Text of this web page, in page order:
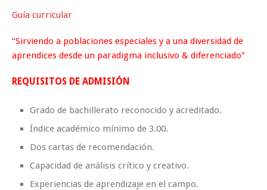
Guía curricular
“Sirviendo a poblaciones especiales y a una diversidad de
aprendices desde un paradigma inclusivo & diferenciado”
REQUISITOS DE ADMISIÓN
Grado de bachillerato reconocido y acreditado.
Índice académico mínimo de 3.00.
Dos cartas de recomendación.
Capacidad de análisis crítico y creativo.
Experiencias de aprendizaje en el campo.